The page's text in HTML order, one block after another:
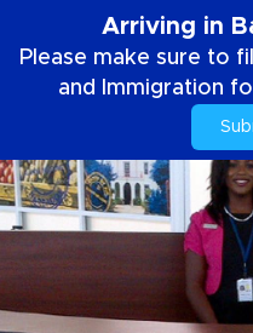
Arriving in
Please make sure to
and Immigration